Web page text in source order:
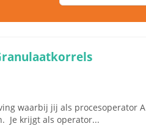
waarbij jij als procesoperator A
Je krijgt als operator...